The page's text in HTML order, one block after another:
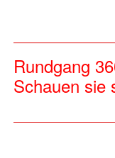
Rundgang
Schauen sie